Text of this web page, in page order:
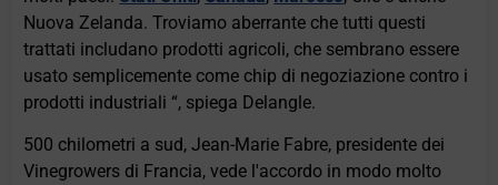
Nuova Zelanda. Troviamo aberrante che tutti questi
trattati includano prodotti agricoli, che sembrano essere
usato semplicemente come chip di negoziazione contro i
prodotti industriali “, spiega Delangle.
500 chilometri a sud, Jean-Marie Fabre, presidente dei
Vinegrowers di Francia, vede l'accordo in modo molto